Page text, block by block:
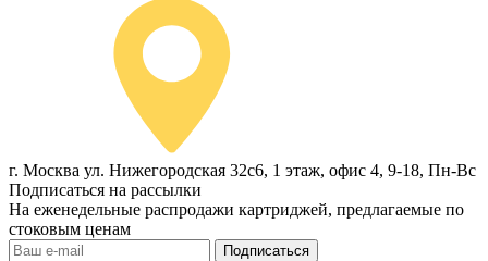
г. Москва ул. Нижегородская 32с6, 1 этаж, офис 4, 9-18, Пн-Вс
Подписаться на рассылки
На еженедельные распродажи картриджей, предлагаемые по
стоковым ценам
Подписаться